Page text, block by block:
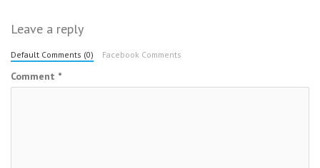
Leave a reply
Default Comments (0) Facebook Comments
Comment *